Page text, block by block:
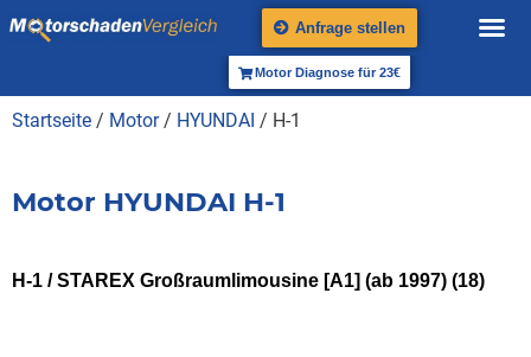
Anfrage stellen
Motor Diagnose für 23€
Startseite / Motor/ HYUNDAI / H-1
Motor HYUNDAI H-1
H-1 / STAREX Großraumlimousine [A1] (ab 1997) (18)